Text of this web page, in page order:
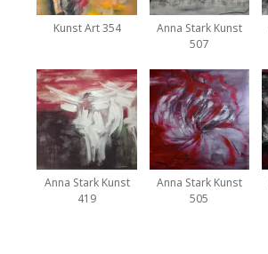
Kunst Art 354
Anna Stark Kunst
507
Anna Stark Kunst
419
Anna Stark Kunst
505